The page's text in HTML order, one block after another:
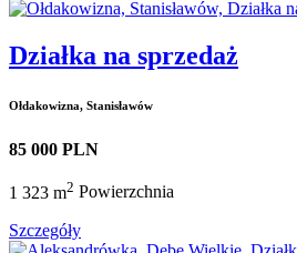
Działka na sprzedaż
Ołdakowizna, Stanisławów
85 000 PLN
1 323 m2 Powierzchnia
Szczegóły